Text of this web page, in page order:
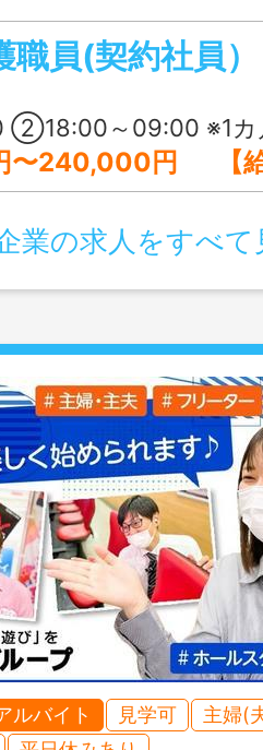
き合う介護をしてみ
員(契約社員）
09:00 ※1カ月単位の変形労働
詳細】 基本給：140,000円～160,000円 処遇改善手当：
業の求人をすべて
ルバイト 見学可
主婦(